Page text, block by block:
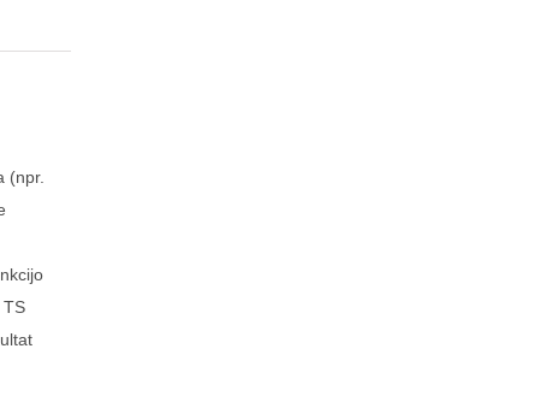
(npr.
TS